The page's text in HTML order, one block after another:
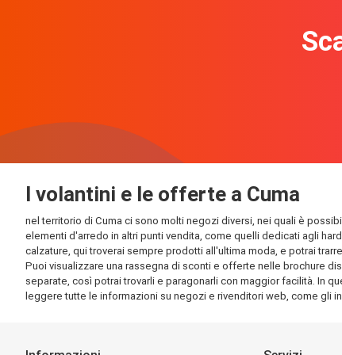
I volantini e le offerte a Cuma
nel territorio di Cuma ci sono molti negozi diversi, nei quali è
elementi d'arredo in altri punti vendita, come quelli dedicati agli
calzature, qui troverai sempre prodotti all'ultima moda, e potrai
Puoi visualizzare una rassegna di sconti e offerte nelle brochure
separate, così potrai trovarli e paragonarli con maggior facilità. In
leggere tutte le informazioni su negozi e rivenditori web, come gli